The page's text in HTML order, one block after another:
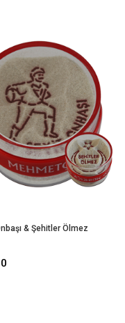
& Şehitler Ölmez